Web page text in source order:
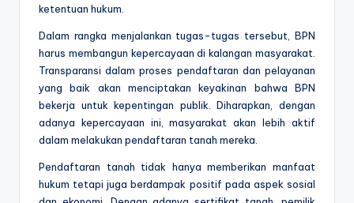
ketentuan hukum.
Dalam rangka menjalankan tugas-tugas tersebut, BPN
harus membangun kepercayaan di kalangan masyarakat.
Transparansi dalam proses pendaftaran dan pelayanan
yang baik akan menciptakan keyakinan bahwa BPN
bekerja untuk kepentingan publik. Diharapkan, dengan
adanya kepercayaan ini, masyarakat akan lebih aktif
dalam melakukan pendaftaran tanah mereka.
Pendaftaran tanah tidak hanya memberikan manfaat
hukum tetapi juga berdampak positif pada aspek sosial